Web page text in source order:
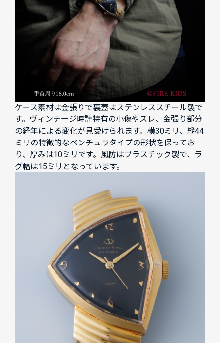
ケース素材は金張りで裏蓋はステンレススチール製で
す。ヴィンテージ時計特有の小傷やスレ、金張り部分
の経年による変化が見受けられます。横30ミリ、縦44
ミリの特徴的なベンチュラタイプの形状を保ってお
り、厚みは10ミリです。風防はプラスチック製で、ラ
グ幅は15ミリとなっています。